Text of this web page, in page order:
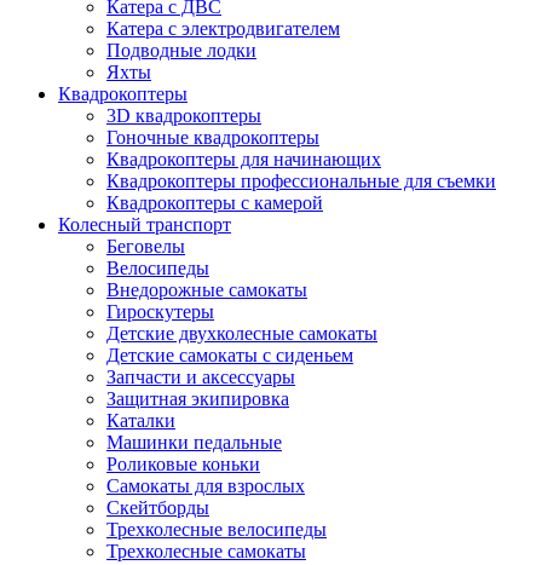
Катера с ДВС
Катера с электродвигателем
Подводные лодки
Яхты
Квадрокоптеры
3D квадрокоптеры
Гоночные квадрокоптеры
Квадрокоптеры для начинающих
Квадрокоптеры профессиональные для съемки
Квадрокоптеры с камерой
Колесный транспорт
Беговелы
Велосипеды
Внедорожные самокаты
Гироскутеры
Детские двухколесные самокаты
Детские самокаты с сиденьем
Запчасти и аксессуары
Защитная экипировка
Каталки
Машинки педальные
Роликовые коньки
Самокаты для взрослых
Скейтборды
Трехколесные велосипеды
Трехколесные самокаты